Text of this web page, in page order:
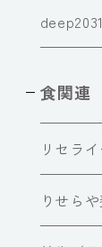
食関連
リセラ
りせら